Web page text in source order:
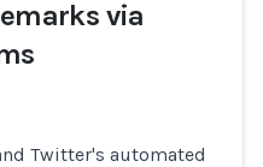
via
Twitter's automated